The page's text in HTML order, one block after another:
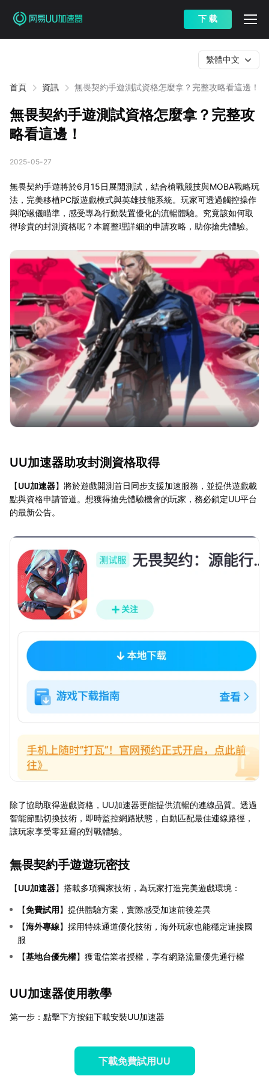
下 载
首頁 資訊 無畏契約手遊測試資格怎麼拿？完整攻略看這邊！
繁體中文
無畏契約手遊測試資格怎麼拿？完整攻
略看這邊！
2025-05-27
無畏契約手遊將於6月15日展開測試，結合槍戰競技與MOBA戰略玩
法，完美移植PC版遊戲模式與英雄技能系統。玩家可透過觸控操作
與陀螺儀瞄準，感受專為行動裝置優化的流暢體驗。究竟該如何取
得珍貴的封測資格呢？本篇整理詳細的申請攻略，助你搶先體驗。
UU加速器助攻封測資格取得
【UU加速器】將於遊戲開測首日同步支援加速服務，並提供遊戲載
點與資格申請管道。想獲得搶先體驗機會的玩家，務必鎖定UU平台
的最新公告。
除了協助取得遊戲資格，UU加速器更能提供流暢的連線品質。透過
智能節點切換技術，即時監控網路狀態，自動匹配最佳連線路徑，
讓玩家享受零延遲的對戰體驗。
無畏契約手遊遊玩密技
【UU加速器】搭載多項獨家技術，為玩家打造完美遊戲環境：
【免費試用】提供體驗方案，實際感受加速前後差異
【海外專線】採用特殊通道優化技術，海外玩家也能穩定連接國
服
【基地台優先權】獲電信業者授權，享有網路流量優先通行權
UU加速器使用教學
第一步：點擊下方按鈕下載安裝UU加速器
下載免費試用UU